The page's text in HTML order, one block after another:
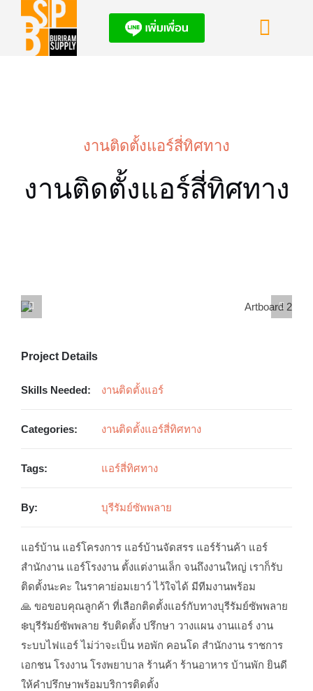
content
ข่าวสารอัพเดท
งานติดตั้งแอร์สี่ทิศทาง
งานติดตั้งแอร์สี่ทิศทาง
Project Details
Skills Needed: งานติดตั้งแอร์
Categories: งานติดตั้งแอร์สี่ทิศทาง
Tags: แอร์สี่ทิศทาง
By: บุรีรัมย์ซัพพลาย
แอร์บ้าน แอร์โครงการ แอร์บ้านจัดสรร แอร์ร้านค้า แอร์
สำนักงาน แอร์โรงงาน ตั้งแต่งานเล็ก จนถึงงานใหญ่ เราก็รับ
ติดตั้งนะคะ ในราคาย่อมเยาว์ ไว้ใจได้ มีทีมงานพร้อม
🙏 ขอขอบคุณลูกค้า ที่เลือกติดตั้งแอร์กับทางบุรีรัมย์ซัพพลาย
❄️บุรีรัมย์ซัพพลาย รับติดตั้ง ปรึกษา วางแผน งานแอร์ งาน
ระบบไฟแอร์ ไม่ว่าจะเป็น หอพัก คอนโด สำนักงาน ราชการ
เอกชน โรงงาน โรงพยาบาล ร้านค้า ร้านอาหาร บ้านพัก ยินดี
ให้คำปรึกษาพร้อมบริการติดตั้ง